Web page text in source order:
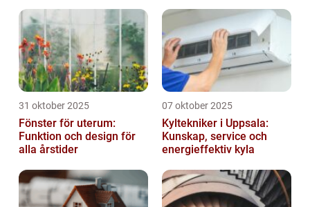
31 oktober 2025
Fönster för uterum:
Funktion och design för
alla årstider
07 oktober 2025
Kyltekniker i Uppsala:
Kunskap, service och
energieffektiv kyla